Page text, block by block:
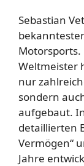
Sebastian
Motorsports.
Weltmeister
nur
sondern
aufgebaut.
detaillierten
Vermögen“
Jahre